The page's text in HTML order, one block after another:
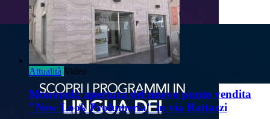
Attualità Video
Monopoli: apertura del nuovo punto vendita
"New Look Profumeria" in via Rattazzi